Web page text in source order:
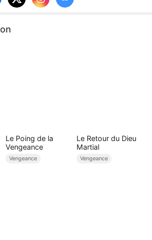
Le Poing de la
Vengeance
Vengeance
Le Retour du Dieu
Martial
Vengeance